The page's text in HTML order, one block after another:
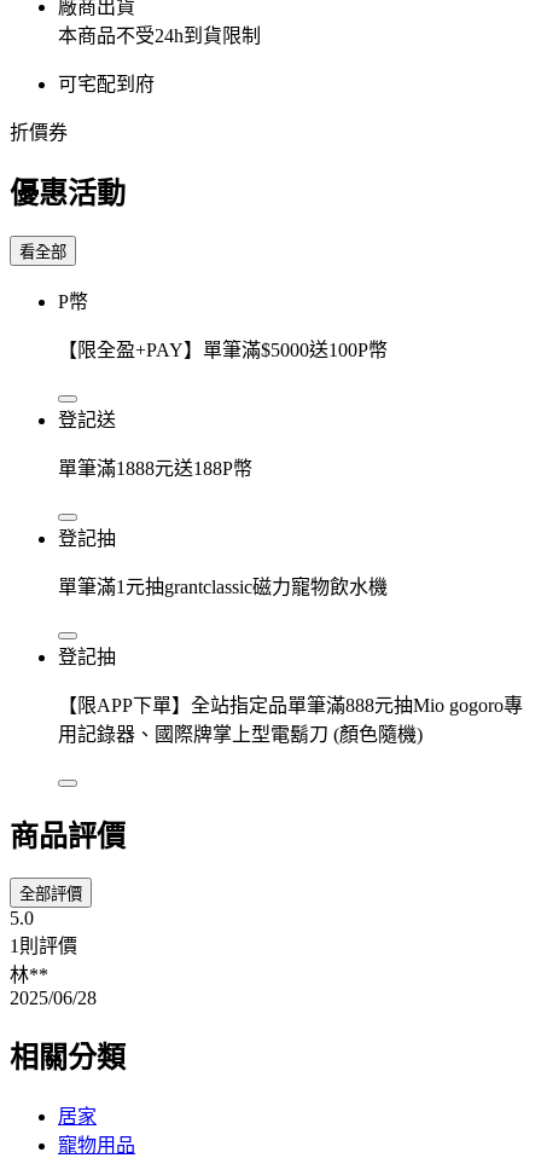
廠商出貨
本商品不受24h到貨限制
可宅配到府
折價券
優惠活動
看全部
P幣
【限全盈+PAY】單筆滿$5000送100P幣
登記送
單筆滿1888元送188P幣
登記抽
單筆滿1元抽grantclassic磁力寵物飲水機
登記抽
【限APP下單】全站指定品單筆滿888元抽Mio gogoro專
用記錄器、國際牌掌上型電鬍刀 (顏色隨機)
商品評價
全部評價
5.0
1則評價
林**
2025/06/28
相關分類
居家
寵物用品